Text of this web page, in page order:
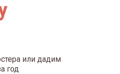
или дадим
год